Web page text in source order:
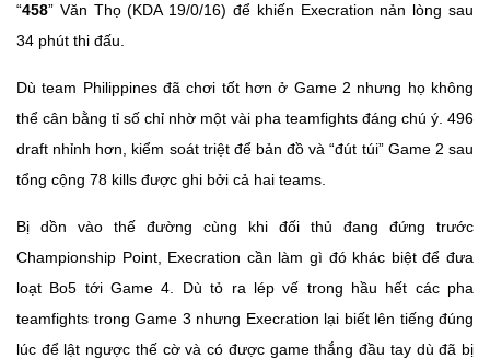
“458” Văn Thọ (KDA 19/0/16) để khiến Execration nản lòng sau
34 phút thi đấu.
Dù team Philippines đã chơi tốt hơn ở Game 2 nhưng họ không
thể cân bằng tỉ số chỉ nhờ một vài pha teamfights đáng chú ý. 496
draft nhỉnh hơn, kiểm soát triệt để bản đồ và “đút túi” Game 2 sau
tổng cộng 78 kills được ghi bởi cả hai teams.
Bị dồn vào thế đường cùng khi đối thủ đang đứng trước
Championship Point, Execration cần làm gì đó khác biệt để đưa
loạt Bo5 tới Game 4. Dù tỏ ra lép vế trong hầu hết các pha
teamfights trong Game 3 nhưng Execration lại biết lên tiếng đúng
lúc để lật ngược thế cờ và có được game thắng đầu tay dù đã bị